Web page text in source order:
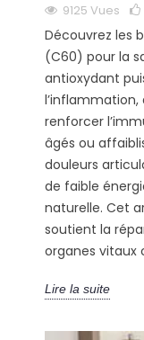
9125 Vues
Découvrez les
(C60) pour la
antioxydant
renforcer
âgés ou
douleurs
de faible
naturelle. Cet
soutient la
organes vitaux
Lire la suite